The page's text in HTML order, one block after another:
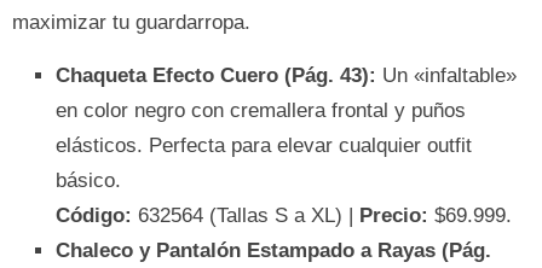
maximizar tu guardarropa.
Chaqueta Efecto Cuero (Pág. 43): Un «infaltable»
en color negro con cremallera frontal y puños
elásticos. Perfecta para elevar cualquier outfit
básico.
Código: 632564 (Tallas S a XL) | Precio: $69.999.
Chaleco y Pantalón Estampado a Rayas (Pág.